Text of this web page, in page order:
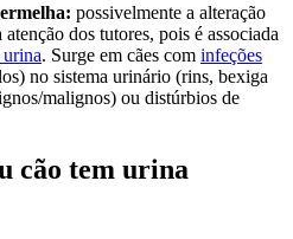
possivelmente a alteração
dos tutores, pois é associada
urina. Surge em cães com infeções
no sistema urinário (rins, bexiga
malignos) ou distúrbios de
cão tem urina